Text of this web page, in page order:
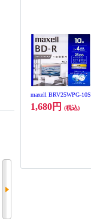
maxell BRV25WPG-10S
1,680円 (税込)